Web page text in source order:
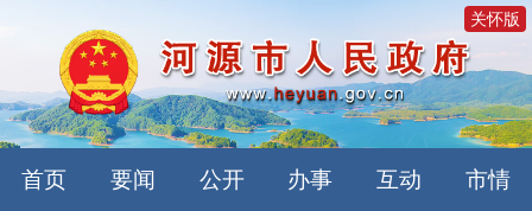
关怀版
首页 要闻 公开 办事 互动 市情